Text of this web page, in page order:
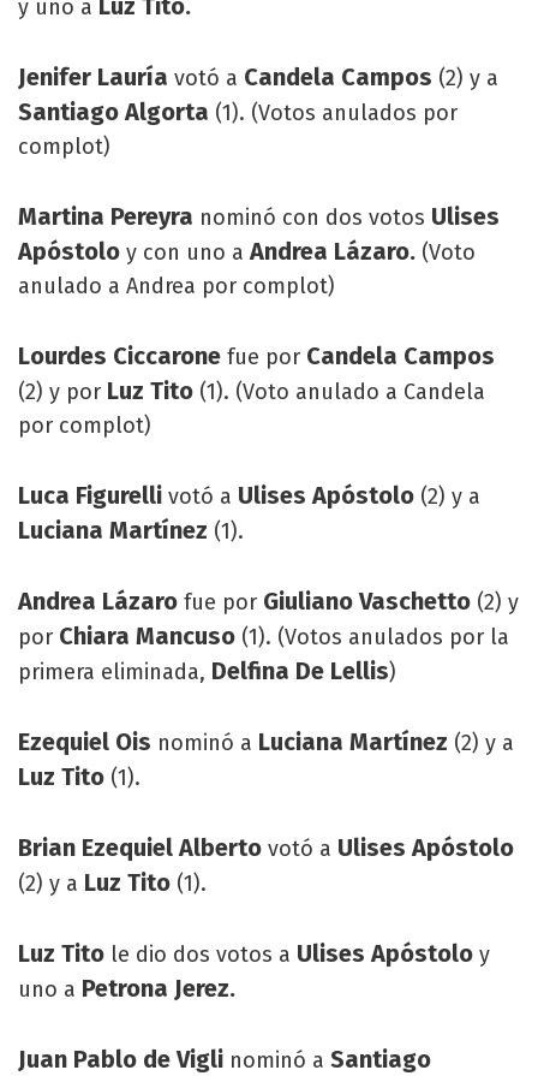
y uno a Luz Tito.
Jenifer Lauría votó a Candela Campos (2) y a
Santiago Algorta (1). (Votos anulados por
complot)
Martina Pereyra nominó con dos votos Ulises
Apóstolo y con uno aAndrea Lázaro. (Voto
anulado a Andrea por complot)
Lourdes Ciccarone fue por Candela Campos
(2) y por Luz Tito (1). (Voto anulado a Candela
por complot)
Luca Figurelli votó a Ulises Apóstolo (2) y a
Luciana Martínez (1).
Andrea Lázaro fue por Giuliano Vaschetto (2) y
por Chiara Mancuso (1). (Votos anulados por la
primera eliminada, Delfina De Lellis)
Ezequiel Ois nominó a Luciana Martínez (2) y a
Luz Tito (1).
Brian Ezequiel Alberto votó a Ulises Apóstolo
(2) y a Luz Tito (1).
Luz Tito le dio dos votos a Ulises Apóstolo y
uno a Petrona Jerez.
Juan Pablo de Vigli nominó a Santiago